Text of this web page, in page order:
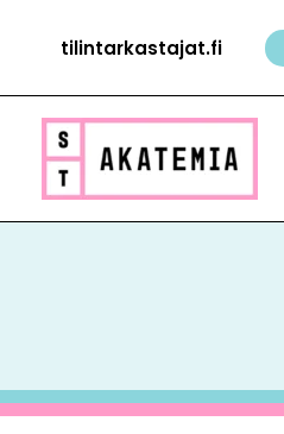
sisältööntilintarkastajat.fi